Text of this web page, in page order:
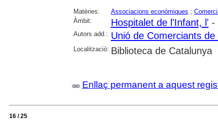
Matèries: Associacions econòmiques ;
Àmbit:
Hospitalet de l'Infant, l' -
Autors add.: Unió de Comerciants
Localització: Biblioteca de Catalunya
Enllaç permanent a aquest
16 / 25